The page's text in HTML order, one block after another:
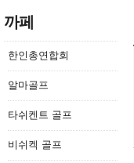
까페
한인총연합회
알마골프
타쉬켄트 골프
비쉬켁 골프